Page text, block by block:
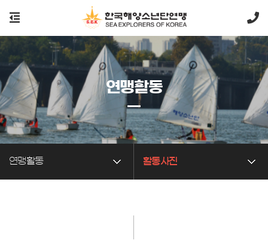
연맹활동 활동사진
연맹활동